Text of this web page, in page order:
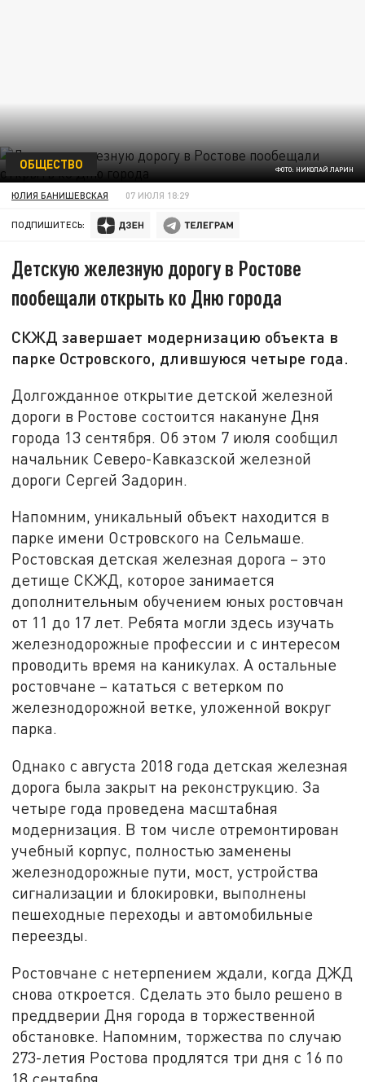
ФОТО: НИКОЛАЙ ЛАРИН
ОБЩЕСТВО
ЮЛИЯ БАНИШЕВСКАЯ 07 ИЮЛЯ 18:29
ПОДПИШИТЕСЬ:
Детскую железную дорогу в Ростове
пообещали открыть ко Дню города
СКЖД завершает модернизацию объекта в
парке Островского, длившуюся четыре года.
Долгожданное открытие детской железной
дороги в Ростове состоится накануне Дня
города 13 сентября. Об этом 7 июля сообщил
начальник Северо-Кавказской железной
дороги Сергей Задорин.
Напомним, уникальный объект находится в
парке имени Островского на Сельмаше.
Ростовская детская железная дорога – это
детище СКЖД, которое занимается
дополнительным обучением юных ростовчан
от 11 до 17 лет. Ребята могли здесь изучать
железнодорожные профессии и с интересом
проводить время на каникулах. А остальные
ростовчане – кататься с ветерком по
железнодорожной ветке, уложенной вокруг
парка.
Однако с августа 2018 года детская железная
дорога была закрыт на реконструкцию. За
четыре года проведена масштабная
модернизация. В том числе отремонтирован
учебный корпус, полностью заменены
железнодорожные пути, мост, устройства
сигнализации и блокировки, выполнены
пешеходные переходы и автомобильные
переезды.
Ростовчане с нетерпением ждали, когда ДЖД
снова откроется. Сделать это было решено в
преддверии Дня города в торжественной
обстановке. Напомним, торжества по случаю
273-летия Ростова продлятся три дня с 16 по
18 сентября.